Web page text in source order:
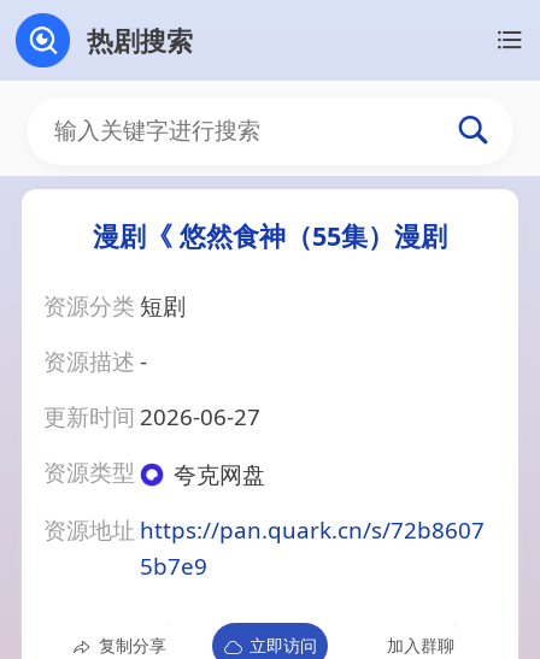
热剧搜索
漫剧《 悠然食神（55集）漫剧
资源分类 短剧
资源描述-
更新时间 2026-06-27
资源类型
夸克网盘
资源地址 https://pan.quark.cn/s/72b8607
5b7e9
复制分享 立即访问 加入群聊